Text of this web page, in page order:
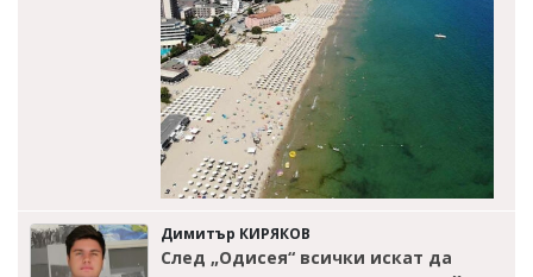
Димитър КИРЯКОВ
След „Одисея“ всички искат да